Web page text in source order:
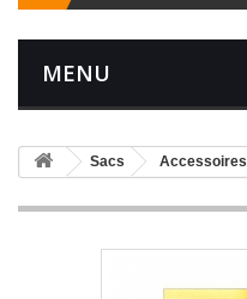
MENU
Sacs Accessoires